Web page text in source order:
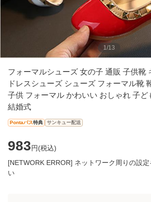
1/13
フォーマルシューズ 女の子 通販 子供靴
ドレスシューズ シューズ フォーマル靴
子供 フォーマル かわいい おしゃれ 子ど
結婚式
Pontaパス特典 サンキュー配送
983円(税込)
[NETWORK ERROR] ネットワーク周りの設
い